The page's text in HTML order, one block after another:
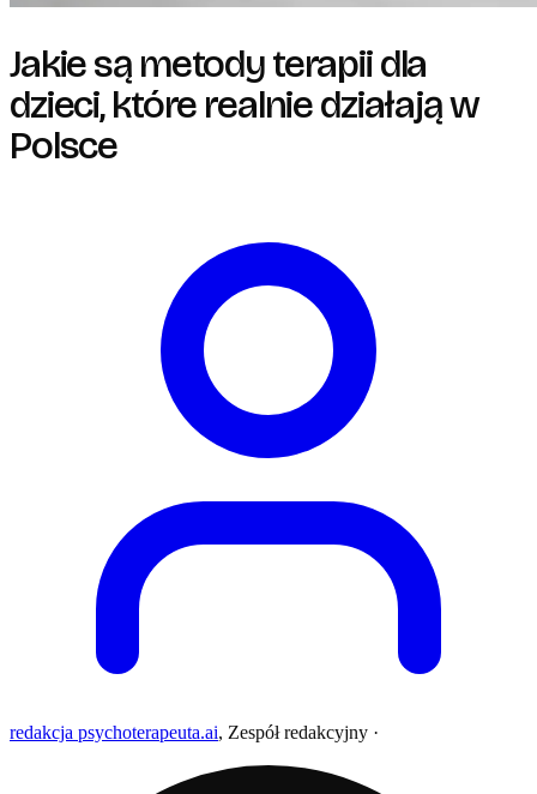
Jakie są metody terapii dla
dzieci, które realnie działają w
Polsce
redakcja psychoterapeuta.ai, Zespół redakcyjny ·